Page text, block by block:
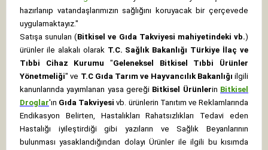
hazırlanıp vatandaşlarımızın sağlığını koruyacak bir çerçevede
uygulamaktayız."
Satışa sunulan (Bitkisel ve Gıda Takviyesi mahiyetindeki vb.)
ürünler ile alakalı olarak T.C. Sağlık Bakanlığı Türkiye İlaç ve
Tıbbi Cihaz Kurumu "Geleneksel Bitkisel Tıbbi Ürünler
Yönetmeliği" ve T.C Gıda Tarım ve Hayvancılık Bakanlığı ilgili
kanunlarında yayımlanan yasa gereği Bitkisel Ürünlerin Bitkisel
Droglar'ın Gıda Takviyesi vb. ürünlerin Tanıtım ve Reklamlarında
Endikasyon Belirten, Hastalıkları Rahatsızlıkları Tedavi eden
Hastalığı iyileştirdiği gibi yazıların ve Sağlık Beyanlarının
bulunması yasaklandığından dolayı Ürünler ile ilgili bu kısımda